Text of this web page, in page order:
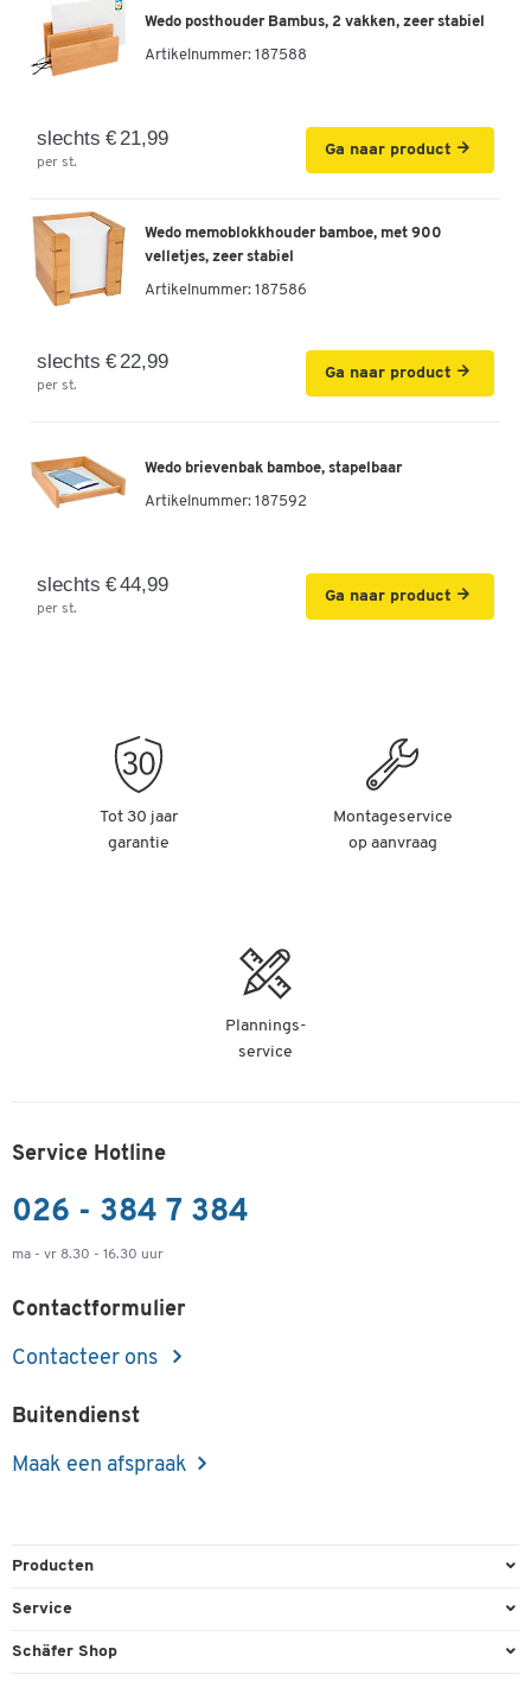
Wedo posthouder Bambus, 2 vakken, zeer stabiel
Artikelnummer: 187588
slechts € 21,99
per st.
Ga naar product
Wedo memoblokkhouder bamboe, met 900
velletjes, zeer stabiel
Artikelnummer: 187586
slechts € 22,99
per st.
Ga naar product
Wedo brievenbak bamboe, stapelbaar
Artikelnummer: 187592
slechts € 44,99
per st.
Ga naar product
Tot 30 jaar
garantie
Montageservice
op aanvraag
Plannings-
service
Service Hotline
026 - 384 7 384
ma - vr 8.30 - 16.30 uur
Contactformulier
Contacteer ons
Buitendienst
Maak een afspraak
Producten
Kantoorbenodigdheden
Service
Bestelling herroepen
Schäfer Shop